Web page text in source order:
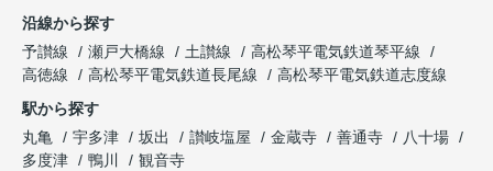
沿線から探す
予讃線
瀬戸大橋線 土讃線
高松琴平電気鉄道琴平線
高徳線
高松琴平電気鉄道長尾線
高松琴平電気鉄道志度線
駅から探す
丸亀
宇多津 坂出 讃岐塩屋 金蔵寺 善通寺
八十場
多度津
鴨川 観音寺